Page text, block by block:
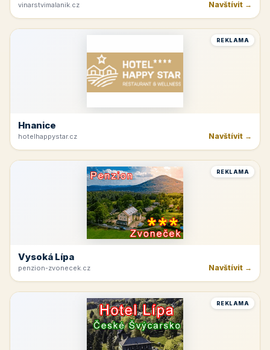
vinarstvimalanik.cz Navštívit →
REKLAMA
Hnanice
hotelhappystar.cz Navštívit →
REKLAMA
Vysoká Lípa
penzion-zvonecek.cz Navštívit →
REKLAMA